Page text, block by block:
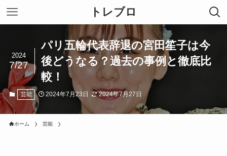
トレブロ
パリ五輪代表辞退の宮田笙子は今
後どうなる？過去の事例と徹底比
較！
2024
7/27
芸能 2024年7月23日 2024年7月27日
ホーム 芸能